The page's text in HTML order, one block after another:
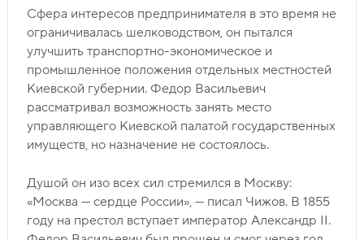
Сфера интересов предпринимателя в это время не
ограничивалась шелководством, он пытался
улучшить транспортно-экономическое и
промышленное положения отдельных местностей
Киевской губернии. Федор Васильевич
рассматривал возможность занять место
управляющего Киевской палатой государственных
имуществ, но назначение не состоялось.
Душой он изо всех сил стремился в Москву:
«Москва — сердце России», — писал Чижов. В 1855
году на престол вступает император Александр II.